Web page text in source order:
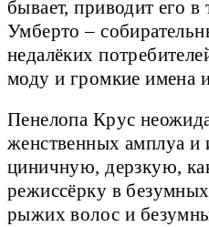
бывает, приводит его
Умберто –
недалёких
моду и громкие имена
Пенелопа Крус
женственных амплуа и
циничную, дерзкую,
режиссёрку в
рыжих волос и